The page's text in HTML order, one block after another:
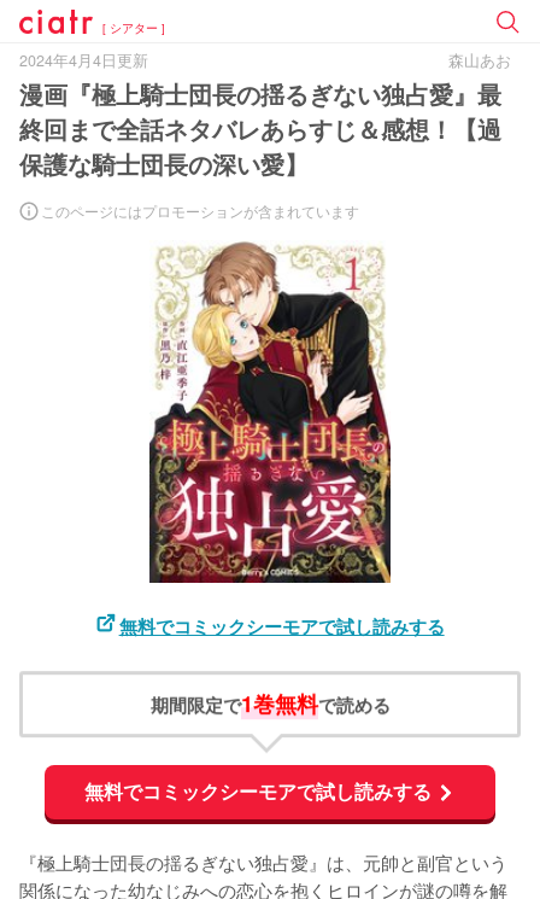
[ シアター ]
2024年4月4日更新 森山あお
漫画『極上騎士団長の揺るぎない独占愛』最
終回まで全話ネタバレあらすじ＆感想！【過
保護な騎士団長の深い愛】
このページにはプロモーションが含まれています
無料でコミックシーモアで試し読みする
期間限定で1巻無料で読める
無料でコミックシーモアで試し読みする
『極上騎士団長の揺るぎない独占愛』は、元帥と副官という
関係になった幼なじみへの恋心を抱くヒロインが謎の噂を解